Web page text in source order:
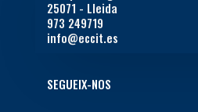
25071 - Lleida
973 249719
info@eccit.es
SEGUEIX-NOS